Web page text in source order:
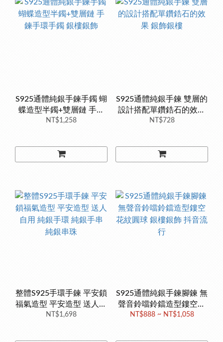
S925通體純銀手鍊手鐲 蝴
蝶造型半鐲+雙層鏈 手鍊
手環手鐲 銀樓銀飾
NT$1,258
S925通體純銀手鍊 雙層的
設計搭配單鑽鋯石的效果
銀飾銀樓
NT$728
整體S925手環手鍊 平安鎖
福氣造型 平安造型 送人自
用 純銀手環 純銀手串 純
NT$1,698
S925通體純銀手鍊腳鍊 無
聲音鈴噹鈴鐺造型鏤空花
紋圓球 銀樓銀飾 抖音流行
NT$888 ~ NT$1,058